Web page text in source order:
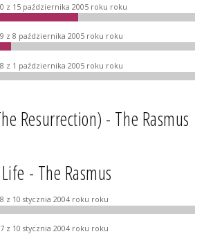
z 15 października 2005 roku roku
z 8 października 2005 roku roku
z 1 października 2005 roku roku
Resurrection) - The Rasmus
- The Rasmus
z 10 stycznia 2004 roku roku
z 10 stycznia 2004 roku roku